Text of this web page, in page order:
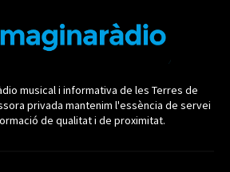
musical i informativa de les Terres de
privada mantenim l'essència de servei
de qualitat i de proximitat.